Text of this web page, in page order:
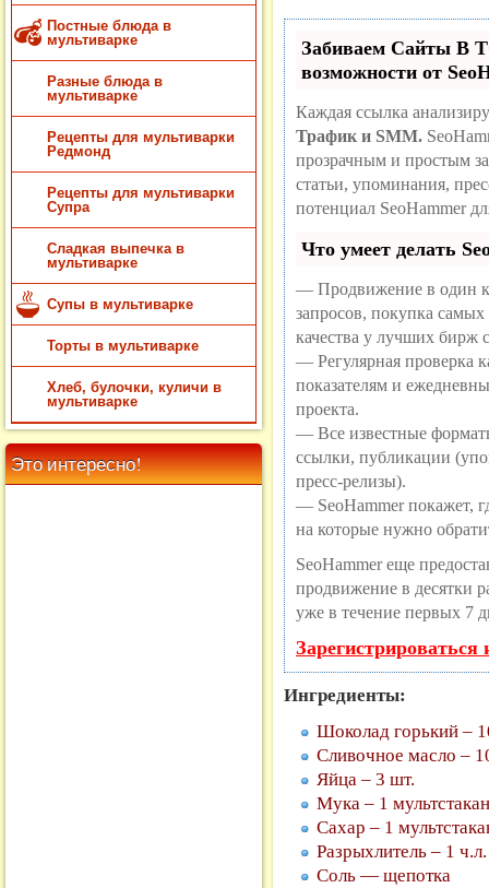
Постные блюда в
мультиварке
Разные блюда в
мультиварке
Рецепты для мультиварки
Редмонд
Рецепты для мультиварки
Супра
Сладкая выпечка в
мультиварке
Супы в мультиварке
Торты в мультиварке
Хлеб, булочки, куличи в
мультиварке
Это интересно!
Забиваем Сайты
возможности от
Каждая ссылка
Трафик и SMM.
прозрачным и простым
статьи, упоминания,
потенциал SeoHammer
Что умеет делать
— Продвижение в один
запросов, покупка
качества у лучших бирж
— Регулярная проверка
показателям и
проекта.
— Все известные
ссылки, публикации
пресс-релизы).
— SeoHammer покажет,
на которые нужно
SeoHammer еще
продвижение в десятки
уже в течение первых 7
Ингредиенты:
Шоколад горький –
Сливочное масло –
Яйца – 3 шт.
Мука – 1
Сахар – 1
Разрыхлитель – 1 ч.л.
Соль — щепотка